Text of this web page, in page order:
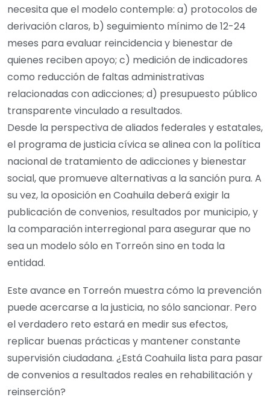
necesita que el modelo contemple: a) protocolos de
derivación claros, b) seguimiento mínimo de 12-24
meses para evaluar reincidencia y bienestar de
quienes reciben apoyo; c) medición de indicadores
como reducción de faltas administrativas
relacionadas con adicciones; d) presupuesto público
transparente vinculado a resultados.
Desde la perspectiva de aliados federales y estatales,
el programa de justicia cívica se alinea con la política
nacional de tratamiento de adicciones y bienestar
social, que promueve alternativas a la sanción pura. A
su vez, la oposición en Coahuila deberá exigir la
publicación de convenios, resultados por municipio, y
la comparación interregional para asegurar que no
sea un modelo sólo en Torreón sino en toda la
entidad.
Este avance en Torreón muestra cómo la prevención
puede acercarse a la justicia, no sólo sancionar. Pero
el verdadero reto estará en medir sus efectos,
replicar buenas prácticas y mantener constante
supervisión ciudadana. ¿Está Coahuila lista para pasar
de convenios a resultados reales en rehabilitación y
reinserción?